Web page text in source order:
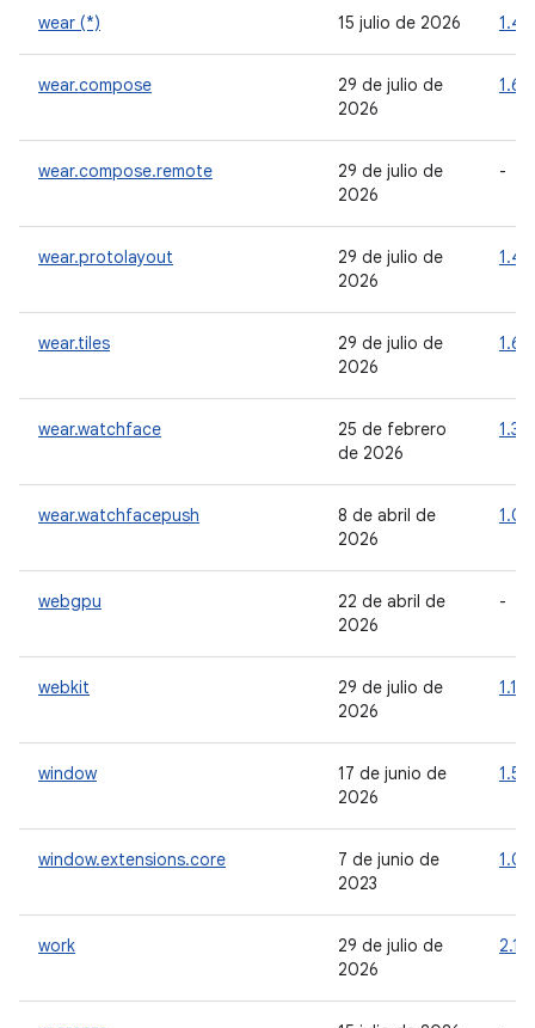
wear (*) 15 julio de 2026
wear.compose
29 de julio de
2026
1.6.2
wear.compose.remote
29 de julio de
2026
-
wear.protolayout
29 de julio de
2026
1.4.2
wear.tiles
29 de julio de
2026
1.6.2
wear.watchface
25 de febrero
de 2026
1.3.0
wear.watchfacepush
8 de abril de
2026
webgpu
22 de abril de
2026
-
webkit
29 de julio de
2026
window
17 de junio de
2026
1.5.1
window.extensions.core
7 de junio de
2023
work
29 de julio de
2026